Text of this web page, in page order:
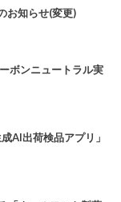
お知らせ(変更)
ボンニュートラル実
AI出荷検品アプリ」